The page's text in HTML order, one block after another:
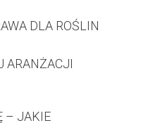
DLA ROŚLIN
ARANŻACJI
– JAKIE